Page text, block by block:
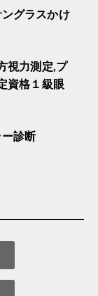
グラスかけ
視力測定,プ
資格１級眼
診断